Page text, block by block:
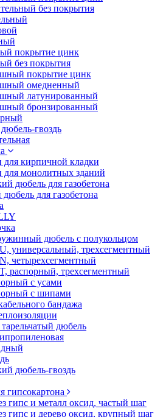
без покрытия
покрытие цинк
без покрытия
покрытие цинк
омедненный
латунированный
бронзированный
гвоздь
для кирпичной кладки
для монолитных зданий
дюбель для газобетона
для газобетона
дюбель с полукольцом
универсальный, трехсегментный
четырехсегментный
распорный, трехсегментный
с усами
с шипами
бандажа
дюбель
дюбель-гвоздь
гипсокартона
гипс и металл оксид, частый шаг
гипс и дерево оксид, крупный шаг